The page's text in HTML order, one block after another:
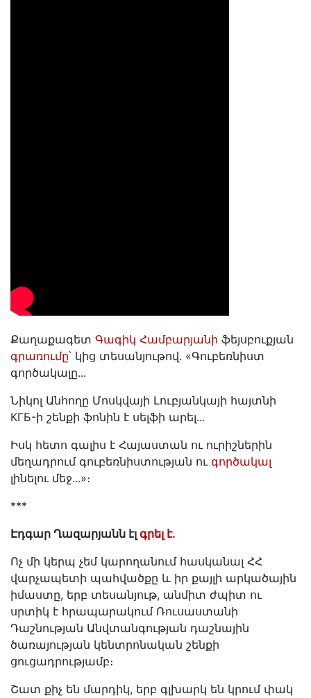
Քաղաքագետ Գագիկ Համբարյանի ֆեյսբուքյան
գրառումը՝ կից տեսանյութով․ «Գուբեռնիստ
գործակալը․․․
Նիկոլ Անհողը Մոսկվայի Լուբյանկայի հայտնի
КГБ-ի շենքի ֆոնին է սելֆի արել...
Իսկ հետո գալիս է Հայաստան ու ուրիշներին
մեղադրում գուբեռնիստության ուգործակալ
լինելու մեջ...»։
***
Էդգար Ղազարյանն էլ գրել է․
Ոչ մի կերպ չեմ կարողանում հասկանալ ՀՀ
վարչապետի պահվածքը և իր քայլի արկածային
իմաստը, երբ տեսանյութ, անմիտ ժպիտ ու
սրտիկ է հրապարակում Ռուսաստանի
Դաշնության Անվտանգության դաշնային
ծառայության կենտրոնական շենքի
ցուցադրությամբ։
Շատ քիչ են մարդիկ, երբ գլխարկ են կրում փակ